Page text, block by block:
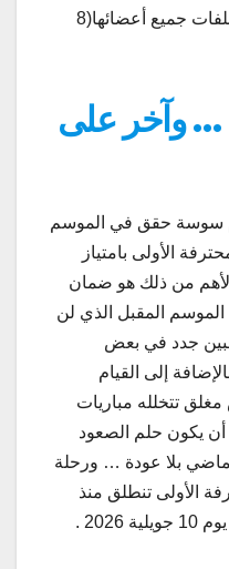
أجل لإيداع القائمات المرفقة بملفات جميع أعضائها(8
وآخر على
سوسة حقق في الموسم
الأولى بامتياز
من ذلك هو ضمان
المقبل الذي لن
جدد في بعض
إلى القيام
تتخلله مباريات
أن يكون حلم الصعود
بلا عودة … ورحلة
الأولى تنطلق منذ
.